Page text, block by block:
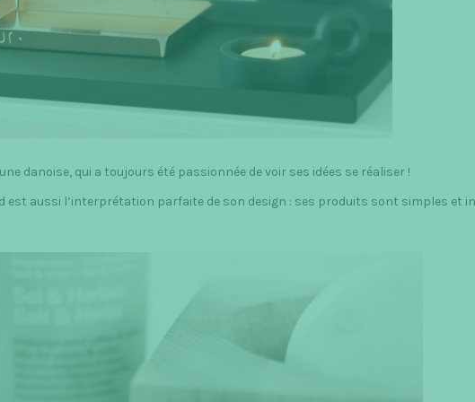
danoise, qui a toujours été passionnée de voir ses idées se réaliser !
est aussi l’interprétation parfaite de son design : ses produits sont simples et